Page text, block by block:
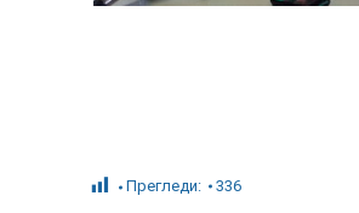
Прегледи: 336